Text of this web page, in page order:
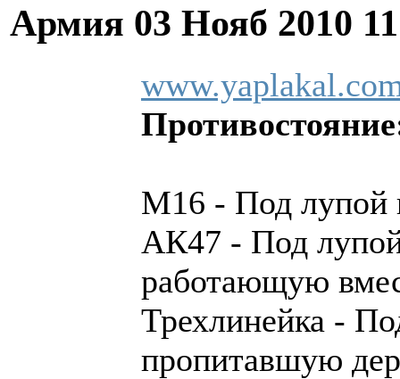
Армия 03 Нояб 2010
М16 - Под лупой
АК47 - Под
работающую
Трехлинейка -
пропитавшую